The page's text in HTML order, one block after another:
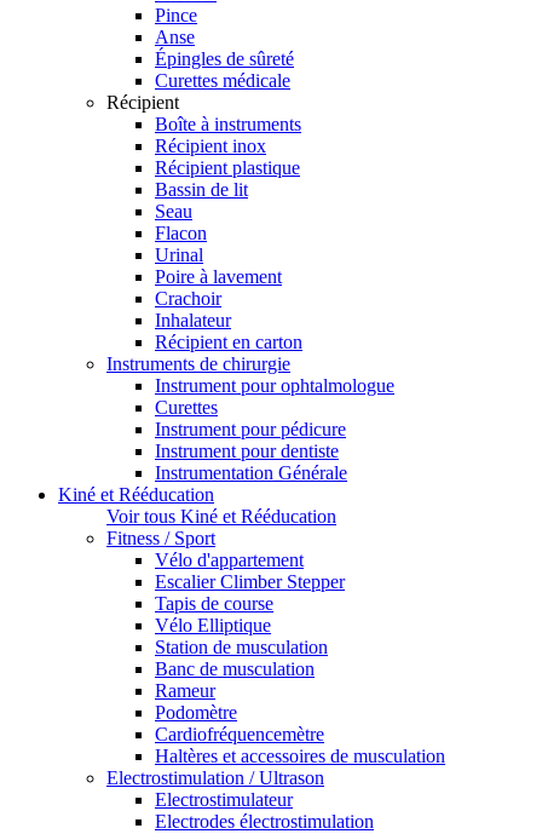
Pince
Anse
Épingles de sûreté
Curettes médicale
Récipient
Boîte à instruments
Récipient inox
Récipient plastique
Bassin de lit
Seau
Flacon
Urinal
Poire à lavement
Crachoir
Inhalateur
Récipient en carton
Instruments de chirurgie
Instrument pour ophtalmologue
Curettes
Instrument pour pédicure
Instrument pour dentiste
Instrumentation Générale
Kiné et Rééducation
Voir tous Kiné et Rééducation
Fitness / Sport
Vélo d'appartement
Escalier Climber Stepper
Tapis de course
Vélo Elliptique
Station de musculation
Banc de musculation
Rameur
Podomètre
Cardiofréquencemètre
Haltères et accessoires de musculation
Electrostimulation / Ultrason
Electrostimulateur
Electrodes électrostimulation